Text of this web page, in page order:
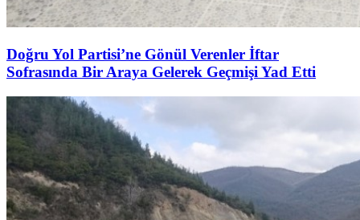
Doğru Yol Partisi’ne Gönül Verenler İftar
Sofrasında Bir Araya Gelerek Geçmişi Yad Etti